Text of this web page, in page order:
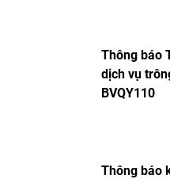
Thông báo
dịch vụ
BVQY110
Thông báo